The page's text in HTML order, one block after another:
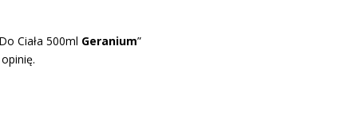
Ciała 500ml Geranium”